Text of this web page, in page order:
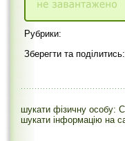
Рубрики:
Зберегти та поділитись:
шукати фізичну особу:
шукати інформацію на